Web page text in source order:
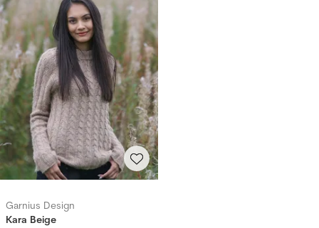
Garnius Design
Kara Beige